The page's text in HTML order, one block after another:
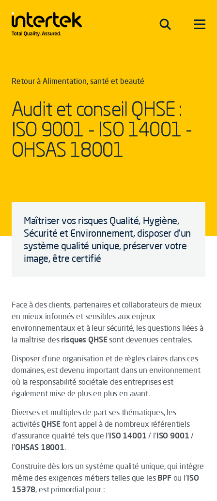
Retour à Alimentation, santé et beauté
Audit et conseil QHSE :
ISO 9001 - ISO 14001 -
OHSAS 18001
Maîtriser vos risques Qualité, Hygiène,
Sécurité et Environnement, disposer d’un
système qualité unique, préserver votre
image, être certifié
Face à des clients, partenaires et collaborateurs de mieux
en mieux informés et sensibles aux enjeux
environnementaux et à leur sécurité, les questions liées à
la maîtrise des risques QHSEsont devenues centrales.
Disposer d’une organisation et de règles claires dans ces
domaines, est devenu important dans un environnement
où la responsabilité sociétale des entreprises est
également mise de plus en plus en avant.
Diverses et multiples de part ses thématiques, les
activités QHSEfont appel à de nombreux référentiels
d’assurance qualité tels que l’ISO 14001 / l’ISO 9001 /
l’OHSAS 18001.
Construire dès lors un système qualité unique, qui intègre
même des exigences métiers telles que les BPFou l’ISO
15378, est primordial pour :